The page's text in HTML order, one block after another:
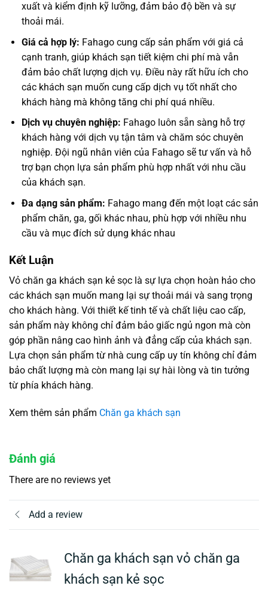
xuất và kiểm định kỹ lưỡng, đảm bảo độ bền và sự
thoải mái.
Giá cả hợp lý: Fahago cung cấp sản phẩm với giá cả
cạnh tranh, giúp khách sạn tiết kiệm chi phí mà vẫn
đảm bảo chất lượng dịch vụ. Điều này rất hữu ích cho
các khách sạn muốn cung cấp dịch vụ tốt nhất cho
khách hàng mà không tăng chi phí quá nhiều.
Dịch vụ chuyên nghiệp: Fahago luôn sẵn sàng hỗ trợ
khách hàng với dịch vụ tận tâm và chăm sóc chuyên
nghiệp. Đội ngũ nhân viên của Fahago sẽ tư vấn và hỗ
trợ bạn chọn lựa sản phẩm phù hợp nhất với nhu cầu
của khách sạn.
Đa dạng sản phẩm: Fahago mang đến một loạt các sản
phẩm chăn, ga, gối khác nhau, phù hợp với nhiều nhu
cầu và mục đích sử dụng khác nhau
Kết Luận
Vỏ chăn ga khách sạn kẻ sọc là sự lựa chọn hoàn hảo cho
các khách sạn muốn mang lại sự thoải mái và sang trọng
cho khách hàng. Với thiết kế tinh tế và chất liệu cao cấp,
sản phẩm này không chỉ đảm bảo giấc ngủ ngon mà còn
góp phần nâng cao hình ảnh và đẳng cấp của khách sạn.
Lựa chọn sản phẩm từ nhà cung cấp uy tín không chỉ đảm
bảo chất lượng mà còn mang lại sự hài lòng và tin tưởng
từ phía khách hàng.
Xem thêm sản phẩm Chăn ga khách sạn
Đánh giá
There are no reviews yet
Add a review
Chăn ga khách sạn vỏ chăn ga
khách sạn kẻ sọc